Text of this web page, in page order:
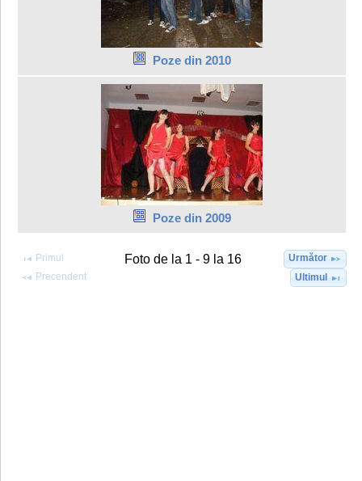
Poze din 2010
Poze din 2009
Primul
Precendent
Foto de la 1 - 9 la 16
Următor
Ultimul